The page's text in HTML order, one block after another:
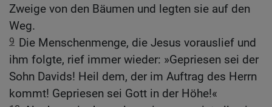
Zweige von den Bäumen und legten sie auf den
Weg.
9 Die Menschenmenge, die Jesus vorauslief und
ihm folgte, rief immer wieder: »Gepriesen sei der
Sohn Davids! Heil dem, der im Auftrag des Herrn
kommt! Gepriesen sei Gott in der Höhe!«